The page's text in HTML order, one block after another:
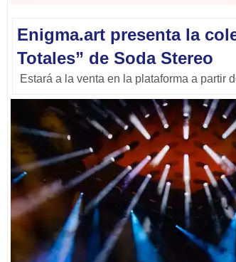
Enigma.art presenta la
Totales” de Soda Stereo
Estará a la venta en la plataforma a partir